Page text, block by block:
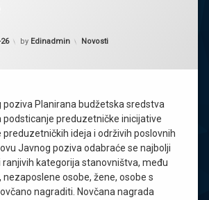
by Edinadmin Kategorije:
Novosti
poziva Planirana budžetska sredstva
podsticanje preduzetničke inicijative
ideja i održivih poslovnih
Javnog poziva odabraće se najbolji
ranjivih kategorija stanovništva, među
nezaposlene osobe, žene, osobe s
nagraditi. Novčana nagrada